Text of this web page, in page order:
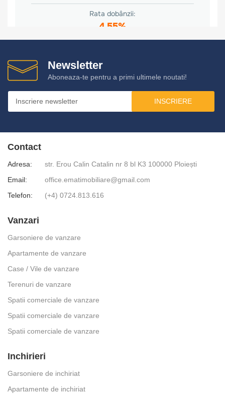
Newsletter
Aboneaza-te pentru a primi ultimele noutati!
INSCRIERE
Contact
Adresa:
str. Erou Calin Catalin nr 8 bl K3 100000 Ploiești
Email:
office.ematimobiliare@gmail.com
Telefon:
(+4) 0724.813.616
Vanzari
Garsoniere de vanzare
Apartamente de vanzare
Case / Vile de vanzare
Terenuri de vanzare
Spatii comerciale de vanzare
Spatii comerciale de vanzare
Spatii comerciale de vanzare
Inchirieri
Garsoniere de inchiriat
Apartamente de inchiriat